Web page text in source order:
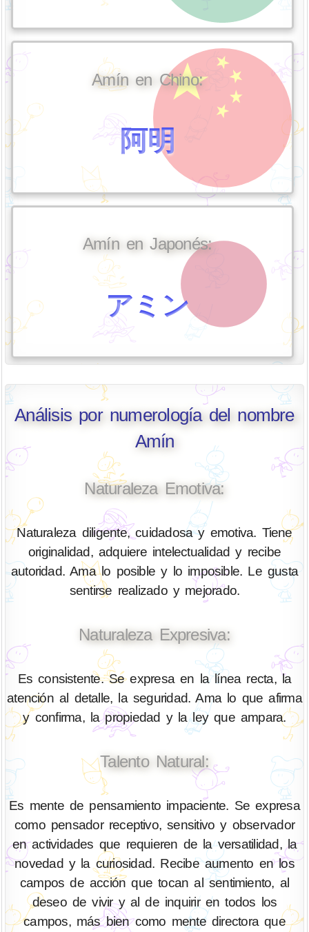
Amín en Chino:
阿明
Amín en Japonés:
アミン
Análisis por numerología del nombre
Amín
Naturaleza Emotiva:
Naturaleza diligente, cuidadosa y emotiva. Tiene
originalidad, adquiere intelectualidad y recibe
autoridad. Ama lo posible y lo imposible. Le gusta
sentirse realizado y mejorado.
Naturaleza Expresiva:
Es consistente. Se expresa en la línea recta, la
atención al detalle, la seguridad. Ama lo que afirma
y confirma, la propiedad y la ley que ampara.
Talento Natural:
Es mente de pensamiento impaciente. Se expresa
como pensador receptivo, sensitivo y observador
en actividades que requieren de la versatilidad, la
novedad y la curiosidad. Recibe aumento en los
campos de acción que tocan al sentimiento, al
deseo de vivir y al de inquirir en todos los
campos, más bien como mente directora que